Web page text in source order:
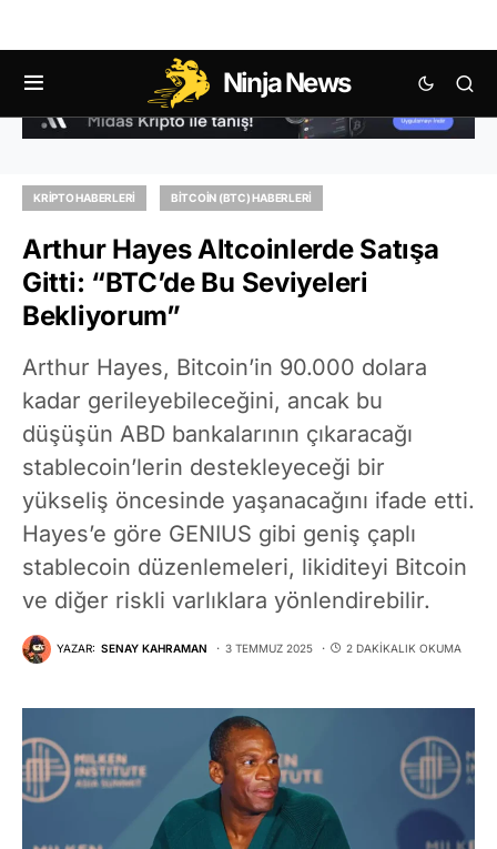
Ninja News
KRIPTO HABERLERI BITCOIN (BTC) HABERLERI
Arthur Hayes Altcoinlerde Satışa
Gitti: “BTC’de Bu Seviyeleri
Bekliyorum”
Arthur Hayes, Bitcoin’in 90.000 dolara
kadar gerileyebileceğini, ancak bu
düşüşün ABD bankalarının çıkaracağı
stablecoin’lerin destekleyeceği bir
yükseliş öncesinde yaşanacağını ifade etti.
Hayes’e göre GENIUS gibi geniş çaplı
stablecoin düzenlemeleri, likiditeyi Bitcoin
ve diğer riskli varlıklara yönlendirebilir.
YAZAR: SENAY KAHRAMAN 3 TEMMUZ 2025 2 DAKIKALIK OKUMA